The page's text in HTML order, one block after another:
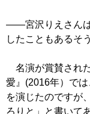
――宮沢りえさんは
したこともあるそ
名演が賞賛され
愛』(2016年）で
を演じたのですが
ろりと」と書いて